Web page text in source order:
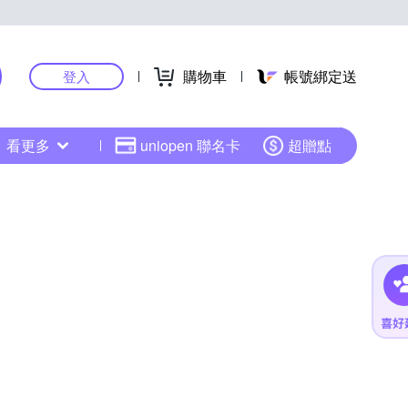
登入 購物車 帳號綁定送
看更多 uniopen 聯名卡 超贈點